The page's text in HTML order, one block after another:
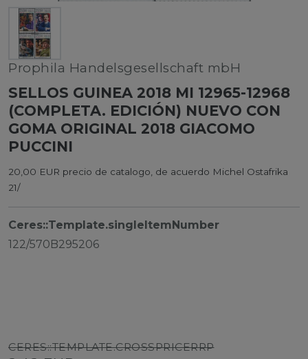
Prophila Handelsgesellschaft mbH
SELLOS GUINEA 2018 MI 12965-12968
(COMPLETA. EDICIÓN) NUEVO CON
GOMA ORIGINAL 2018 GIACOMO
PUCCINI
20,00 EUR precio de catalogo, de acuerdo Michel Ostafrika
21/
Ceres::Template.singleItemNumber
122/570B295206
CERES::TEMPLATE.CROSSPRICERRP